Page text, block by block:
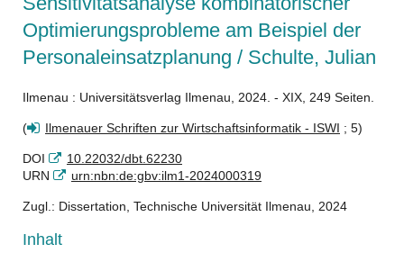
Optimierungsprobleme am Beispiel der
Personaleinsatzplanung / Schulte, Julian
Ilmenau : Universitätsverlag Ilmenau, 2024. - XIX, 249 Seiten.
( Ilmenauer Schriften zur Wirtschaftsinformatik - ISWI ; 5)
DOI
10.22032/dbt.62230
URN
urn:nbn:de:gbv:ilm1-2024000319
Zugl.: Dissertation, Technische Universität Ilmenau, 2024
Inhalt